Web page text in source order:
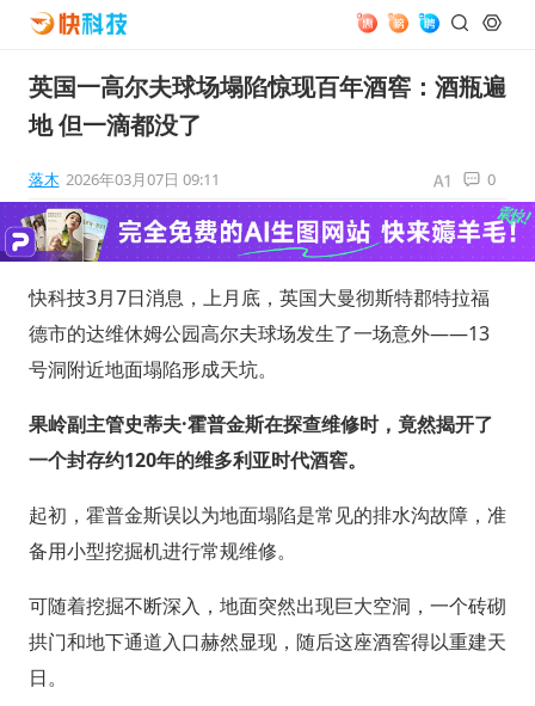
英国一高尔夫球场塌陷惊现百年酒窖：酒瓶遍
地 但一滴都没了
落木 2026年03月07日 09:11 0
快科技3月7日消息，上月底，英国大曼彻斯特郡特拉福
德市的达维休姆公园高尔夫球场发生了一场意外——13
号洞附近地面塌陷形成天坑。
果岭副主管史蒂夫·霍普金斯在探查维修时，竟然揭开了
一个封存约120年的维多利亚时代酒窖。
起初，霍普金斯误以为地面塌陷是常见的排水沟故障，准
备用小型挖掘机进行常规维修。
可随着挖掘不断深入，地面突然出现巨大空洞，一个砖砌
拱门和地下通道入口赫然显现，随后这座酒窖得以重建天
日。